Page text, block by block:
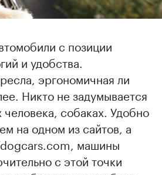
с позиции
и удобства.
эргономичная ли
Никто не задумывается
человека, собаках. Удобно
на одном из сайтов, а
машины
с этой точки